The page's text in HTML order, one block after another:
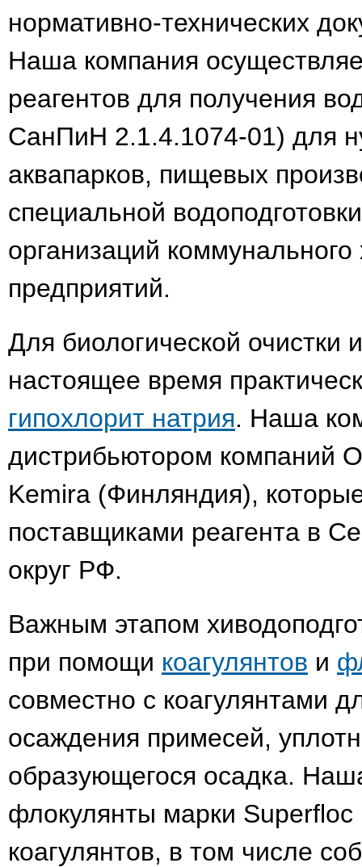
нормативно-технических
Наша компания
реагентов для получения
СанПиН 2.1.4.1074-01) для
аквапарков, пищевых
специальной
организаций
предприятий.
Для биологической очистки
настоящее время
гипохлорит натрия. Наша
дистрибьютором компаний
Kemira (Финляндия),
поставщиками реагента в
округ РФ.
Важным этапом
при помощи коагулянтов и
совместно с коагулянтами
осаждения примесей,
образующегося осадка.
флокулянты марки
коагулянтов, в том числе